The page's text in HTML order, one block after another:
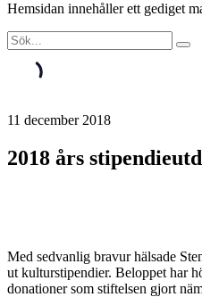
Hemsidan innehåller ett gediget
11 december 2018
2018 års
Med sedvanlig bravur hälsade
ut kulturstipendier. Beloppet har
donationer som stiftelsen gjort